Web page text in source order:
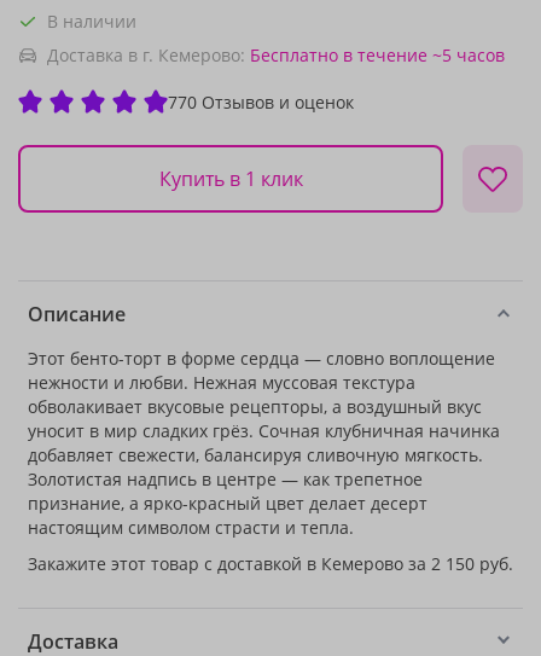
В наличии
Доставка в г. Кемерово: Бесплатно в течение ~5 часов
770 Отзывов и оценок
Купить в 1 клик
Описание
Этот бенто-торт в форме сердца — словно воплощение
нежности и любви. Нежная муссовая текстура
обволакивает вкусовые рецепторы, а воздушный вкус
уносит в мир сладких грёз. Сочная клубничная начинка
добавляет свежести, балансируя сливочную мягкость.
Золотистая надпись в центре — как трепетное
признание, а ярко-красный цвет делает десерт
настоящим символом страсти и тепла.
Закажите этот товар с доставкой в Кемерово за 2 150 руб.
Доставка